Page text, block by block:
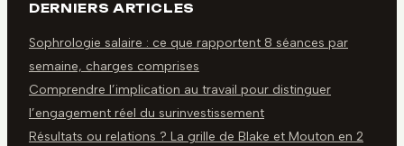
DERNIERS ARTICLES
Sophrologie salaire : ce que rapportent 8 séances par
semaine, charges comprises
Comprendre l’implication au travail pour distinguer
l’engagement réel du surinvestissement
Résultats ou relations ? La grille de Blake et Mouton en 2